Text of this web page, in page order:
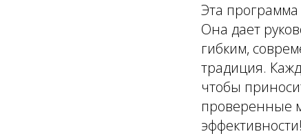
Эта
Она дает
гибким,
традиция.
чтобы
проверенные
эффективности!